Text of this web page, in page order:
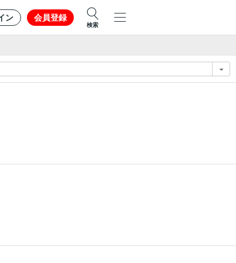
ン 会員登録
検索